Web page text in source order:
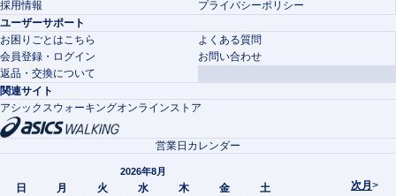
採用情報
プライバシーポリシー
ユーザーサポート
お困りごとはこちら
よくある質問
会員登録・ログイン
お問い合わせ
返品・交換について
関連サイト
アシックスウォーキングオンラインストア
次月 >
営業日カレンダー
2026年8月
日 月 火 水 木 金 土